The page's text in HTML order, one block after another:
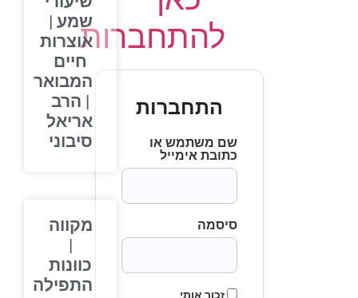
להתחברות
התחברות
שם משתמש או
כתובת אימייל
סיסמה
זכור אותי
שמע |
אוצרות
חיים
המבואר
| הרב
אריאל
סיבוני
מקווה
כוונות
התפילה